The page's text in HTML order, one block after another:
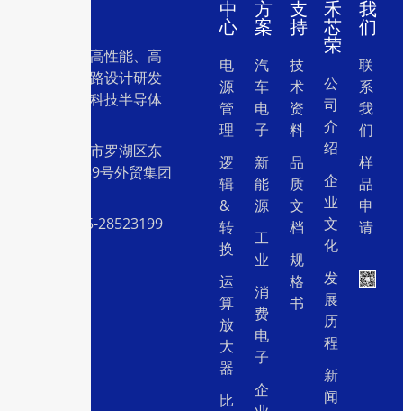
一家专注于高性能、高
质量集成电路设计研发
和销售的高科技半导体
地址：深圳市罗湖区东
门中兴路239号外贸集团
电话：0755-28523199
中
心
电
源
管
理
逻
辑
&
转
换
运
算
放
大
器
比
方
案
汽
车
电
子
新
能
源
工
业
消
费
电
子
企
支
持
技
术
资
料
品
质
文
档
规
格
书
禾
芯
荣
公
司
介
绍
企
业
文
化
发
展
历
程
新
闻
我
们
联
系
我
们
样
品
申
请